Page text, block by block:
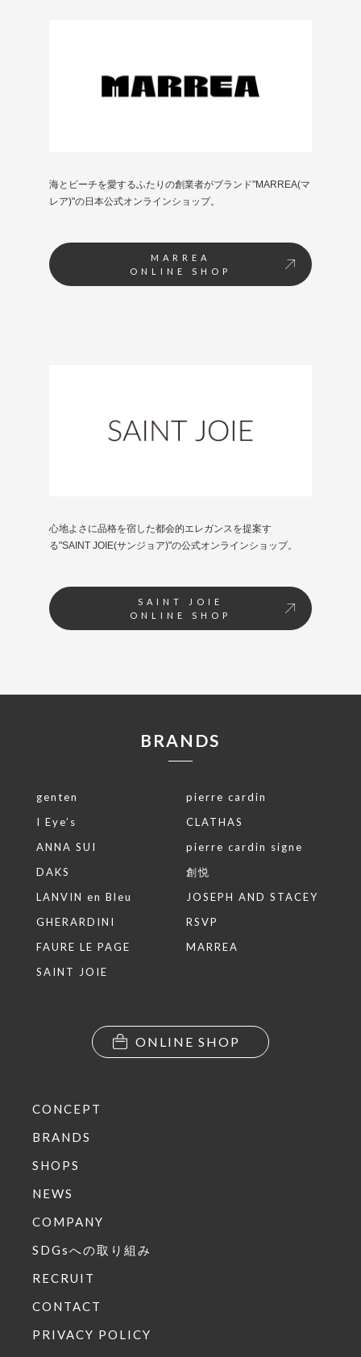
海とビーチを愛するふたりの創業者がブランド"MARREA(マ
レア)"の日本公式オンラインショップ。
MARREA
ONLINE SHOP
心地よさに品格を宿した都会的エレガンスを提案す
る"SAINT JOIE(サンジョア)"の公式オンラインショップ。
SAINT JOIE
ONLINE SHOP
BRANDS
genten
pierre cardin
I Eye’s
CLATHAS
ANNA SUI
pierre cardin signe
DAKS
創悦
LANVIN en Bleu
JOSEPH AND STACEY
GHERARDINI
RSVP
FAURE LE PAGE
MARREA
SAINT JOIE
ONLINE SHOP
CONCEPT
BRANDS
SHOPS
NEWS
COMPANY
SDGsへの取り組み
RECRUIT
CONTACT
PRIVACY POLICY